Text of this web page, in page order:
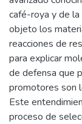
café-roya y de la
objeto los
reacciones de
para explicar
de defensa que
promotores son
Este
proceso de